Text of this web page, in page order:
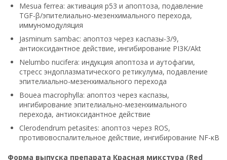
Mesua ferrea: активация p53 и апоптоза, подавление
TGF-β/эпителиально-мезенхимального перехода,
иммуномодуляция
Jasminum sambac: апоптоз через каспазы-3/9,
антиоксидантное действие, ингибирование PI3K/Akt
Nelumbo nucifera: индукция апоптоза и аутофагии,
стресс эндоплазматического ретикулума, подавление
эпителиально-мезенхимального перехода
Bouea macrophylla: апоптоз через каспазы,
ингибирование эпителиально-мезенхимального
перехода, антиоксидантное действие
Clerodendrum petasites: апоптоз через ROS,
противовоспалительное действие, ингибирование NF-κB
Форма выпуска препарата Красная микстура (Red